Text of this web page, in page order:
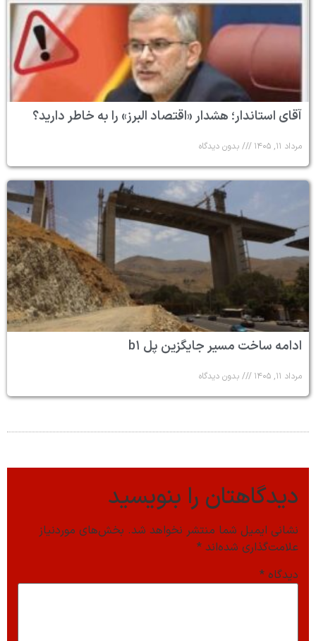
آقای استاندار؛ هشدار «اقتصاد البرز» را به خاطر دارید؟
مرداد ۱۱, ۱۴۰۵ بدون دیدگاه
ادامه ساخت مسیر جایگزین پل b۱
مرداد ۱۱, ۱۴۰۵ بدون دیدگاه
دیدگاهتان را بنویسید
نشانی ایمیل شما منتشر نخواهد شد. بخش‌های موردنیاز
علامت‌گذاری شده‌اند *
دیدگاه *